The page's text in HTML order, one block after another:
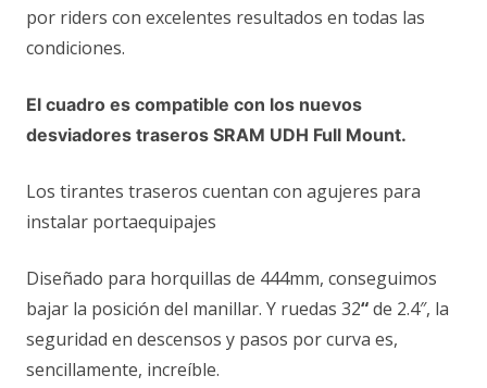
por riders con excelentes resultados en todas las
condiciones.
El cuadro es compatible con los nuevos
desviadores traseros SRAM UDH Full Mount.
Los tirantes traseros cuentan con agujeres para
instalar portaequipajes
Diseñado para horquillas de 444mm, conseguimos
bajar la posición del manillar. Y ruedas 32“de 2.4″, la
seguridad en descensos y pasos por curva es,
sencillamente, increíble.